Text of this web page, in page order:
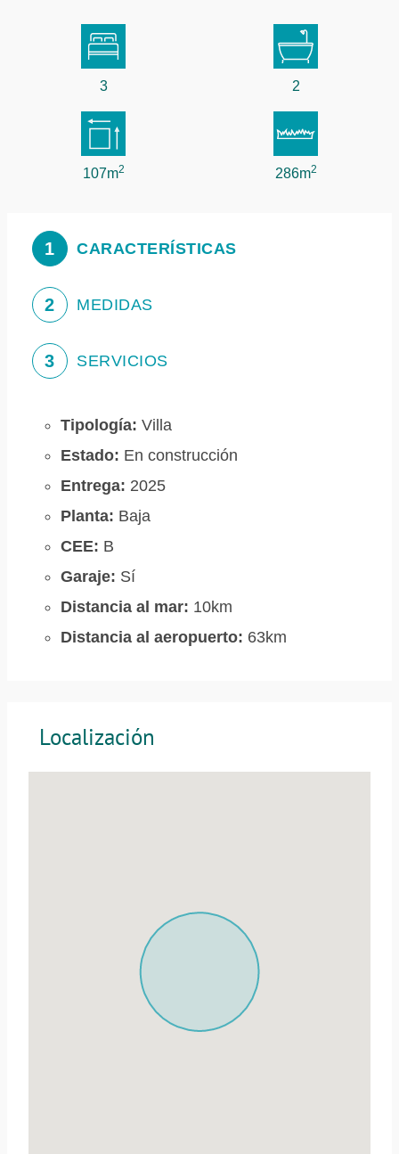
3 2
107m2 286m2
1 CARACTERÍSTICAS
2 MEDIDAS
3 SERVICIOS
Tipología: Villa
Estado: En construcción
Entrega: 2025
Planta: Baja
CEE: B
Garaje: Sí
Distancia al mar: 10km
Distancia al aeropuerto: 63km
Localización